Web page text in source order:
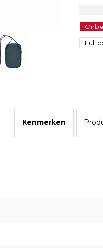
Full
Kenmerken